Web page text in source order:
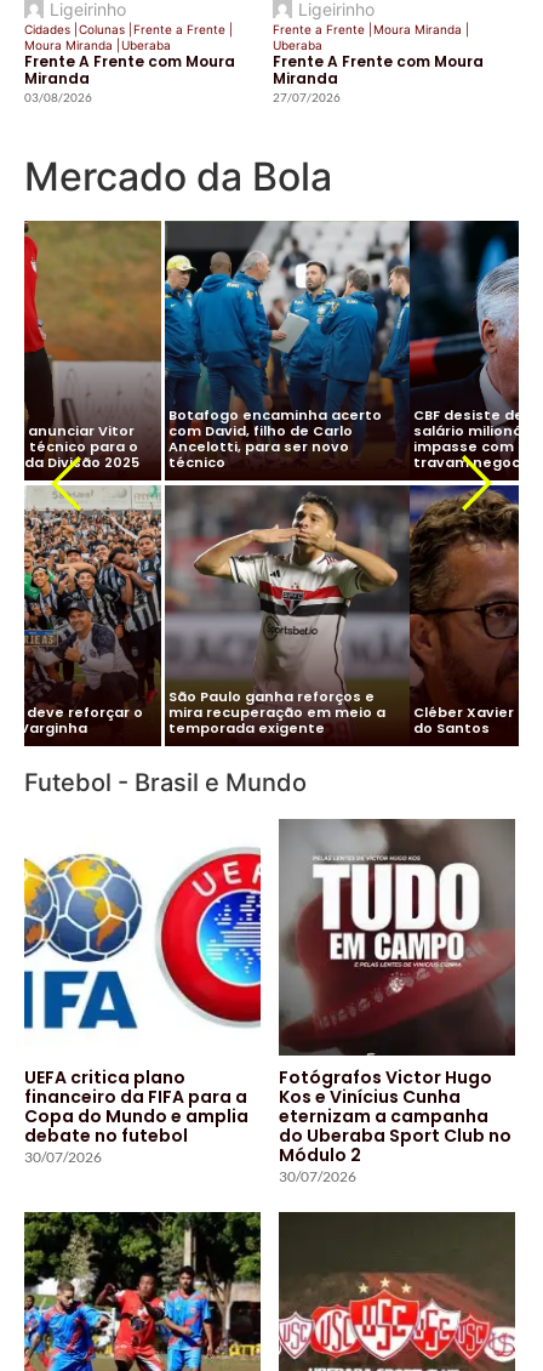
Ligeirinho
Cidades Colunas Frente a Frente
Moura Miranda
Uberaba
Frente A Frente com Moura
Miranda
03/08/2026
Ligeirinho
Frente a Frente Moura Miranda
Uberaba
Frente A Frente com Moura
Miranda
27/07/2026
Mercado da Bola
CBF desiste de Ancelotti:
salário milionário na Arábia e
impasse com Real Madrid
travam negociação
Ancelotti diz “sim” à Seleção
Brasileira e CBF finaliza
detalhes para oficializar
acordo
Cléber Xavier é o novo técnico
do Santos
Vitor Roque chega ao Brasil e
Palmeiras monta esquema
para evitar exposição
Futebol - Brasil e Mundo
UEFA critica plano
financeiro da FIFA para a
Copa do Mundo e amplia
debate no futebol
30/07/2026
Fotógrafos Victor Hugo
Kos e Vinícius Cunha
eternizam a campanha
do Uberaba Sport Club no
Módulo 2
30/07/2026